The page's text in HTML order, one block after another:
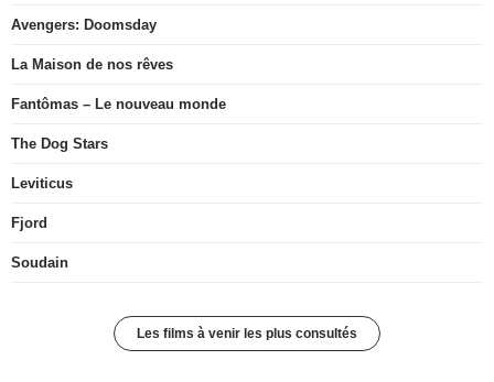
Avengers: Doomsday
La Maison de nos rêves
Fantômas – Le nouveau monde
The Dog Stars
Leviticus
Fjord
Soudain
Les films à venir les plus consultés